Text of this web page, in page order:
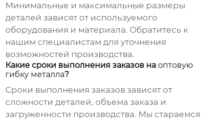
Минимальные и максимальные размеры
деталей зависят от используемого
оборудования и материала. Обратитесь к
нашим специалистам для уточнения
возможностей производства.
Какие сроки выполнения заказов наоптовую
гибку металла?
Сроки выполнения заказов зависят от
сложности деталей, объема заказа и
загруженности производства. Мы стараемся